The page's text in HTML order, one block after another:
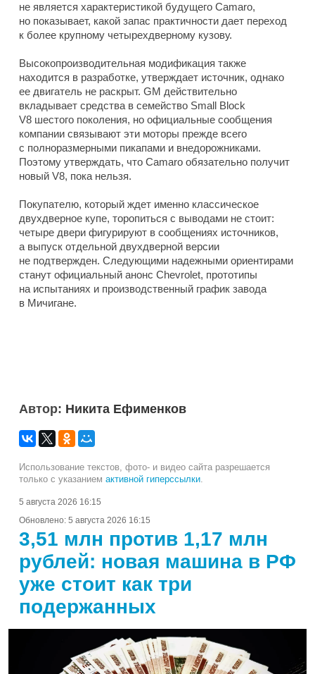
не является характеристикой будущего Camaro,
но показывает, какой запас практичности дает переход
к более крупному четырехдверному кузову.
Высокопроизводительная модификация также
находится в разработке, утверждает источник, однако
ее двигатель не раскрыт. GM действительно
вкладывает средства в семейство Small Block
V8 шестого поколения, но официальные сообщения
компании связывают эти моторы прежде всего
с полноразмерными пикапами и внедорожниками.
Поэтому утверждать, что Camaro обязательно получит
новый V8, пока нельзя.
Покупателю, который ждет именно классическое
двухдверное купе, торопиться с выводами не стоит:
четыре двери фигурируют в сообщениях источников,
а выпуск отдельной двухдверной версии
не подтвержден. Следующими надежными ориентирами
станут официальный анонс Chevrolet, прототипы
на испытаниях и производственный график завода
в Мичигане.
Автор: Никита Ефименков
Использование текстов, фото- и видео сайта разрешается
только с указанием активной гиперссылки.
5 августа 2026 16:15
Обновлено: 5 августа 2026 16:15
3,51 млн против 1,17 млн
рублей: новая машина в РФ
уже стоит как три
подержанных